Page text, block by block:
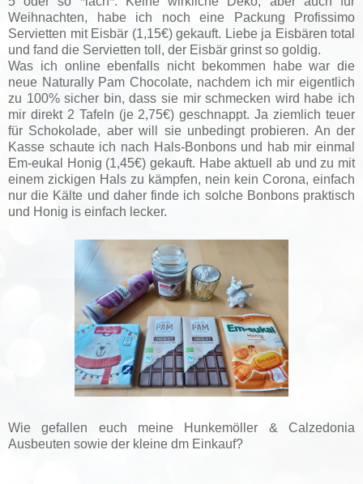
Weihnachten, habe ich noch eine Packung Profissimo
Servietten mit Eisbär (1,15€) gekauft. Liebe ja Eisbären total
und fand die Servietten toll, der Eisbär grinst so goldig.
Was ich online ebenfalls nicht bekommen habe war die
neue Naturally Pam Chocolate, nachdem ich mir eigentlich
zu 100% sicher bin, dass sie mir schmecken wird habe ich
mir direkt 2 Tafeln (je 2,75€) geschnappt. Ja ziemlich teuer
für Schokolade, aber will sie unbedingt probieren. An der
Kasse schaute ich nach Hals-Bonbons und hab mir einmal
Em-eukal Honig (1,45€) gekauft. Habe aktuell ab und zu mit
einem zickigen Hals zu kämpfen, nein kein Corona, einfach
nur die Kälte und daher finde ich solche Bonbons praktisch
und Honig is einfach lecker.
Wie gefallen euch meine Hunkemöller & Calzedonia
Ausbeuten sowie der kleine dm Einkauf?